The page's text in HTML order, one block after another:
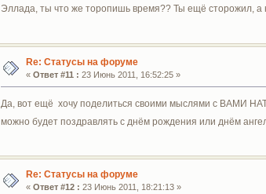
Эллада, ты что же торопишь время?? Ты ещё сторожил,
Re: Статусы на форуме
« Ответ #11 : 23 Июнь 2011, 16:52:25 »
Да, вот ещё хочу поделиться своими мыслями с ВАМИ
можно будет поздравлять с днём рождения или днём
Re: Статусы на форуме
« Ответ #12 : 23 Июнь 2011, 18:21:13 »